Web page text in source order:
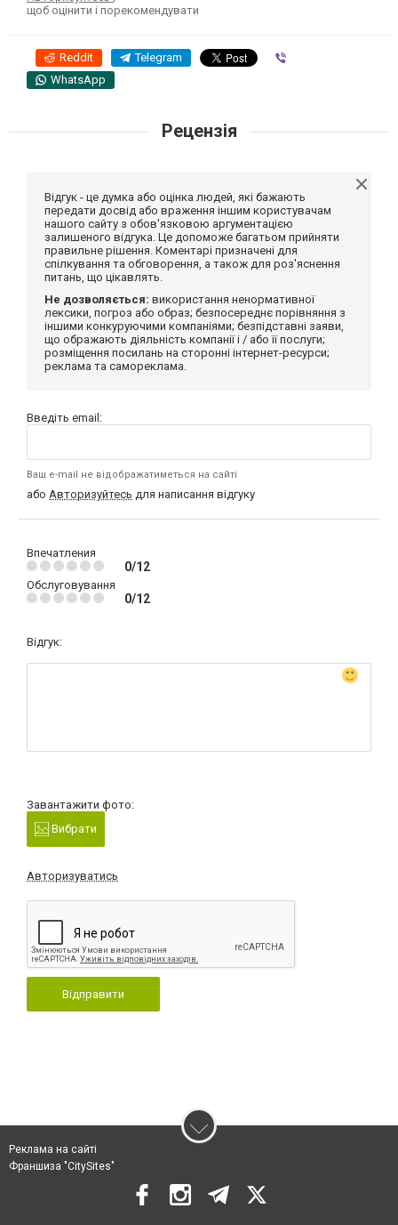
щоб оцінити і порекомендувати
Reddit Telegram
WhatsApp
Рецензія
Відгук - це думка або оцінка людей, які бажають
передати досвід або враження іншим користувачам
нашого сайту з обов'язковою аргументацією
залишеного відгука. Це допоможе багатьом прийняти
правильне рішення. Коментарі призначені для
спілкування та обговорення, а також для роз'яснення
питань, що цікавлять.
Не дозволяється: використання ненормативної
лексики, погроз або образ; безпосереднє порівняння з
іншими конкуруючими компаніями; безпідставні заяви,
що ображають діяльність компанії і / або її послуги;
розміщення посилань на сторонні інтернет-ресурси;
реклама та самореклама.
Введіть email:
Ваш e-mail не відображатиметься на сайті
або Авторизуйтесь для написання відгуку
Впечатления
0/12
Обслуговування
0/12
Відгук:
Завантажити фото:
Вибрати
Авторизуватись
Відправити
Реклама на сайті
Франшиза "CitySites"